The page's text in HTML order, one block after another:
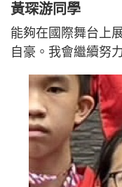
黃琛游同學
能夠在國際舞台上
自豪。我會繼續努